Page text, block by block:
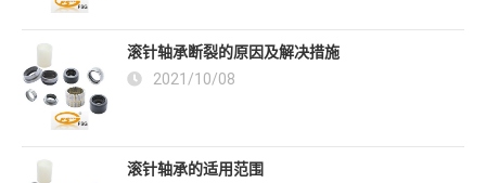
滚针轴承断裂的原因及解决措施
2021/10/08
滚针轴承的适用范围